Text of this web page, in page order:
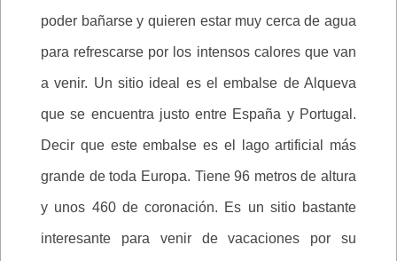
poder bañarse y quieren estar muy cerca de agua
para refrescarse por los intensos calores que van
a venir. Un sitio ideal es el embalse de Alqueva
que se encuentra justo entre España y Portugal.
Decir que este embalse es el lago artificial más
grande de toda Europa. Tiene 96 metros de altura
y unos 460 de coronación. Es un sitio bastante
interesante para venir de vacaciones por su